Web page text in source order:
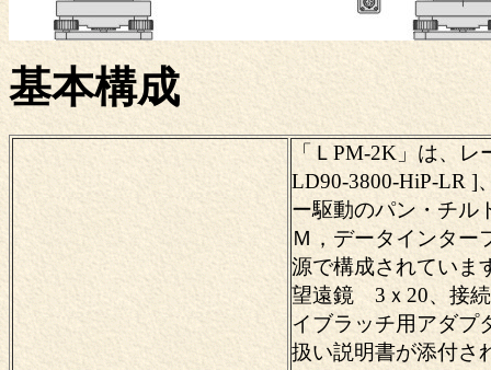
基本構成
「ＬPM-2K」は、
LD90-3800-HiP-LR ]
ー駆動のパン・チル
Ｍ，データインター
源で構成されていま
望遠鏡 3ｘ20、接
イブラッチ用アダプ
扱い説明書が添付さ